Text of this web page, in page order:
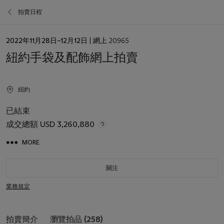
拍賣日程
日
2022年11月28日–12月12日 | 網上 20965
紐約手袋及配飾網上拍賣
紐約
已結束
成交總額 USD 3,260,880
MORE
關注
業務規定
拍賣簡介 瀏覽拍品 (258)